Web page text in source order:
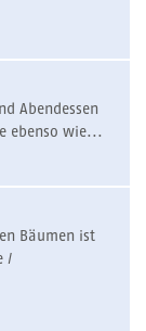
Abendessen
ebenso wie...
Bäumen ist
/